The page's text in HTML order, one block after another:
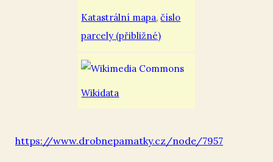
Katastrální mapa,číslo
parcely (přibližné)
Wikidata
https://www.drobnepamatky.cz/node/7957